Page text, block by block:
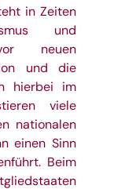
in Zeiten
und
neuen
und die
hierbei im
viele
nationalen
einen Sinn
Beim